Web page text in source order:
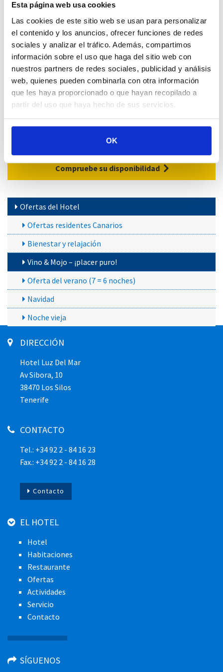
Esta página web usa cookies
Las cookies de este sitio web se usan para personalizar
el contenido y los anuncios, ofrecer funciones de redes
sociales y analizar el tráfico. Además, compartimos
información sobre el uso que haga del sitio web con
nuestros partners de redes sociales, publicidad y análisis
web, quienes pueden combinarla con otra información
que les haya proporcionado o que hayan recopilado a
partir del uso que haya hecho de sus servicios.
OK
Habitación doble
Habitación individual * 1.248 1.518 1.148
1.048
Suite
1.118 1.298 1.068
*Suplementosi solo una persona viaja: 140€
Fechas de las temporadas
A:04.01.27 - 31.01.27 / 04.04.27 - 15.04.27 / 16.09.27 - 31.10.27
B: 01.02.27 - 03.04.27 / 01.11.27 - 30.11.27
C:16.04.27 - 31.05.27 / 01.09.27 - 15.09.27 / 01.12.27 - 12.12.27
D:
Compruebe su disponibilidad
Ofertas del Hotel
Ofertas residentes Canarios
Bienestar y relajación
Vino & Mojo – ¡placer puro!
Oferta del verano (7 = 6 noches)
Navidad
Noche vieja
DIRECCIÓN
Hotel Luz Del Mar
Av Sibora, 10
38470 Los Silos
Tenerife
CONTACTO
Tel.: +34 92 2 - 84 16 23
Fax.: +34 92 2 - 84 16 28
Contacto
EL HOTEL
Hotel
Habitaciones
Restaurante
Ofertas
Actividades
Servicio
Contacto
SÍGUENOS